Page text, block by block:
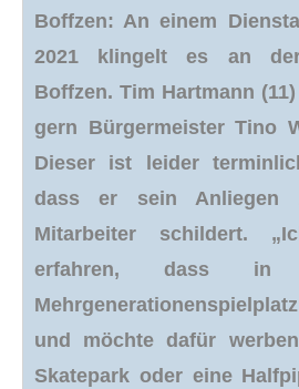
Boffzen: An einem
2021 klingelt es an
Boffzen. Tim Hartmann
gern Bürgermeister Tino
Dieser ist leider
dass er sein Anliegen
Mitarbeiter schildert.
erfahren, dass in
und möchte dafür
Skatepark oder eine